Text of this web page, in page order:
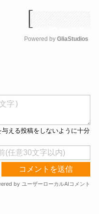
Powered by GliaStudios